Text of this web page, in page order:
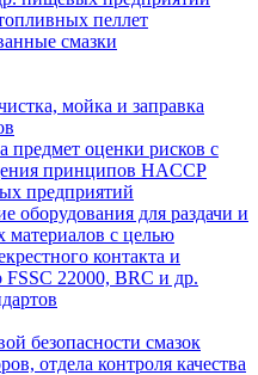
пеллет
смазки
мойка и заправка
предмет оценки рисков с
принципов HACCP
предприятий
оборудования для раздачи и
материалов с целью
контакта и
FSSC 22000, BRC и др.
безопасности смазок
отдела контроля качества